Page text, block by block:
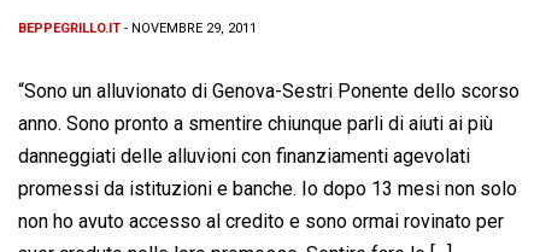
BEPPEGRILLO.IT - NOVEMBRE 29, 2011
“Sono un alluvionato di Genova-Sestri Ponente dello scorso
anno. Sono pronto a smentire chiunque parli di aiuti ai più
danneggiati delle alluvioni con finanziamenti agevolati
promessi da istituzioni e banche. Io dopo 13 mesi non solo
non ho avuto accesso al credito e sono ormai rovinato per